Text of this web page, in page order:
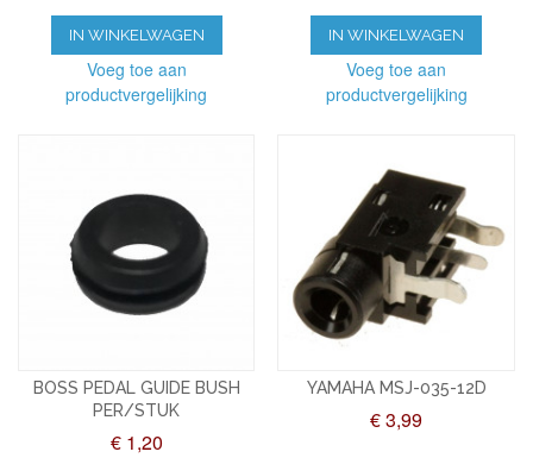
IN WINKELWAGEN
Voeg toe aan
productvergelijking
IN WINKELWAGEN
Voeg toe aan
productvergelijking
BOSS PEDAL GUIDE BUSH
PER/STUK
€ 1,20
YAMAHA MSJ-035-12D
€ 3,99